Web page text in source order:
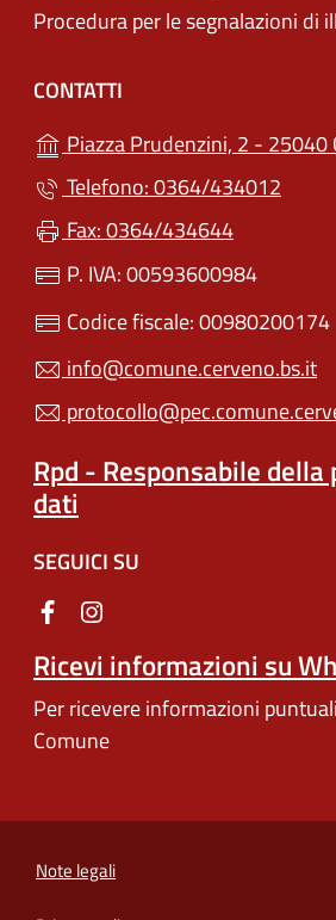
Procedura per le segnalazioni di
CONTATTI
Piazza Prudenzini, 2 - 25040
Telefono: 0364/434012
Fax: 0364/434644
P. IVA: 00593600984
Codice fiscale: 00980200174
info@comune.cerveno.bs.it
Rpd - Responsabile della
dati
SEGUICI SU
Ricevi informazioni su
Per ricevere informazioni
Comune
Note legali